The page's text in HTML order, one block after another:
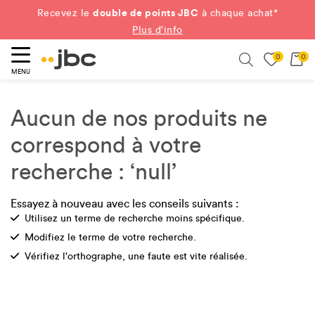
Recevez ledouble de points JBC à chaque achat*
Plus d'info
MENU
0 0
Aucun de nos produits ne
correspond à votre
recherche : ‘null’
Essayez à nouveau avec les conseils suivants :
Check
Utilisez un terme de recherche moins spécifique.
Check
Modifiez le terme de votre recherche.
Check
Vérifiez l'orthographe, une faute est vite réalisée.